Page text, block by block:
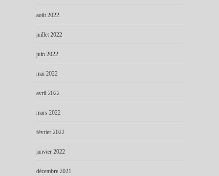
août 2022
juillet 2022
juin 2022
mai 2022
avril 2022
mars 2022
février 2022
janvier 2022
décembre 2021